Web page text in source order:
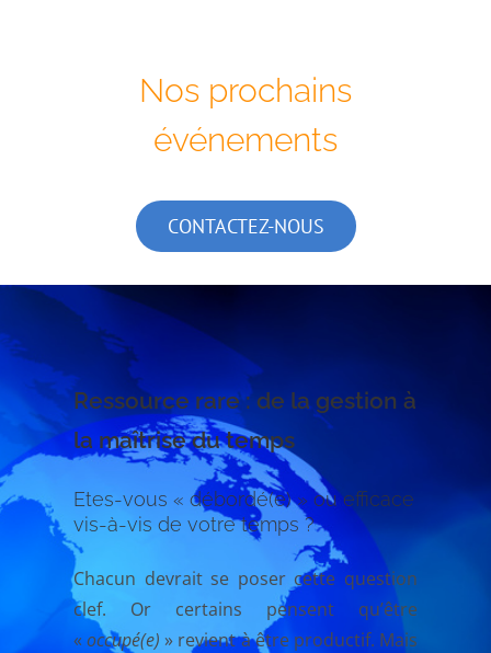
Nos prochains
événements
CONTACTEZ-NOUS
Ressource rare : de la gestion à
la maîtrise du temps
Etes-vous « débordé(e) » ou efficace
vis-à-vis de votre temps ?
Chacun devrait se poser cette question
clef. Or certains pensent qu’être
«occupé(e) » revient à être productif. Mais